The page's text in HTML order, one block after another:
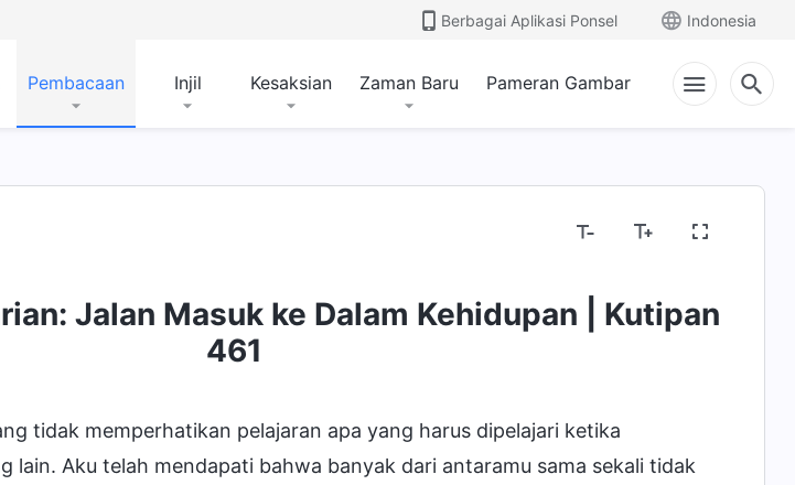
Berbagai Aplikasi Ponsel Indonesia
Pembacaan Injil Kesaksian Zaman Baru Pameran Gambar
Jalan Masuk ke Dalam Kehidupan | Kutipan
461
tidak memperhatikan pelajaran apa yang harus dipelajari ketika
lain. Aku telah mendapati bahwa banyak dari antaramu sama sekali tidak